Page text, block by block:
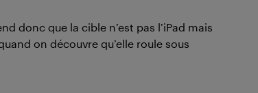
donc que la cible n’est pas l’iPad mais
on découvre qu’elle roule sous